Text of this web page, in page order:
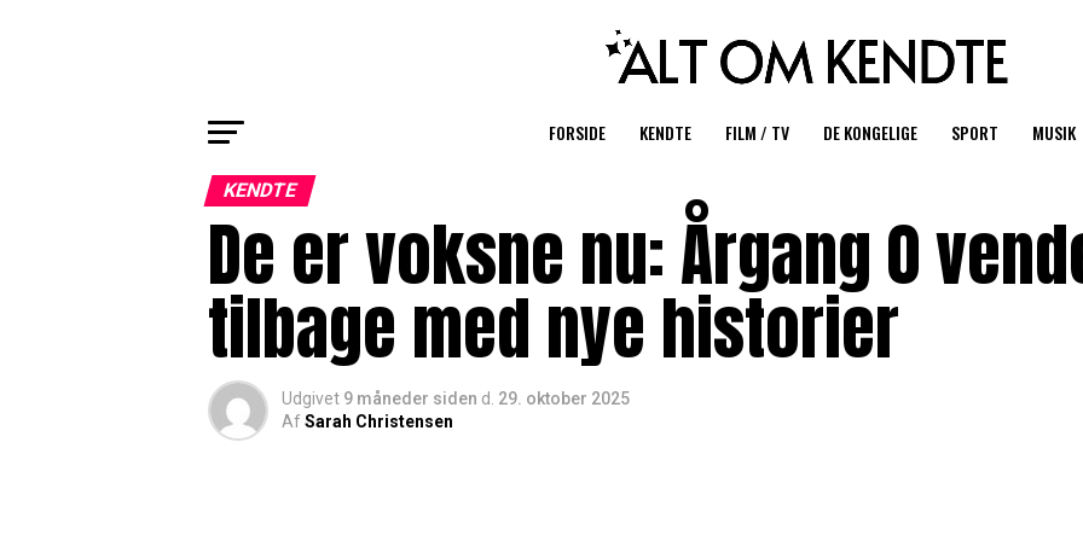
FORSIDE KENDTE FILM / TV DE KONGELIGE SPORT MUSIK
KENDTE
De er voksne nu: Årgang 0
tilbage med nye historier
Udgivet 9 måneder siden d. 29. oktober 2025
AfSarah Christensen